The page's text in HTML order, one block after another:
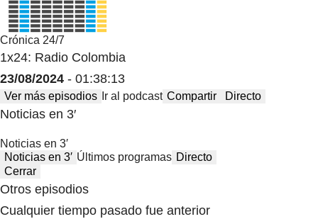
Crónica 24/7
1x24: Radio Colombia
23/08/2024 - 01:38:13
Ver más episodios Ir al podcast Compartir Directo
Noticias en 3′
Noticias en 3′
Noticias en 3′ Últimos programas Directo
Cerrar
Otros episodios
Cualquier tiempo pasado fue anterior